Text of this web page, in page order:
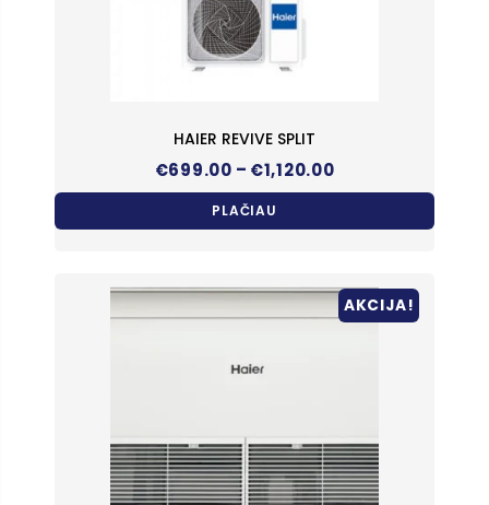
HAIER REVIVE SPLIT
€699.00 – €1,120.00Price
€699.00
€1,120.00
PLAČIAU
AKCIJA!